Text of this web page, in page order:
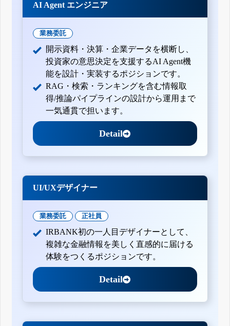
AI Agent エンジニア
業務委託
開示資料・決算・企業データを横断し、
投資家の意思決定を支援するAI Agent機
能を設計・実装するポジションです。
RAG・検索・ランキングを含む情報取
得/推論パイプラインの設計から運用まで
一気通貫で担います。
Detail
UI/UXデザイナー
業務委託 正社員
IRBANK初の一人目デザイナーとして、
複雑な金融情報を美しく直感的に届ける
体験をつくるポジションです。
Detail